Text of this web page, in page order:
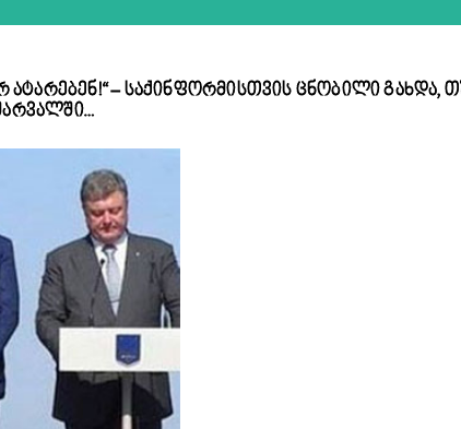
ატარებენ!“ – საქინფორმისთვის ცნობილი